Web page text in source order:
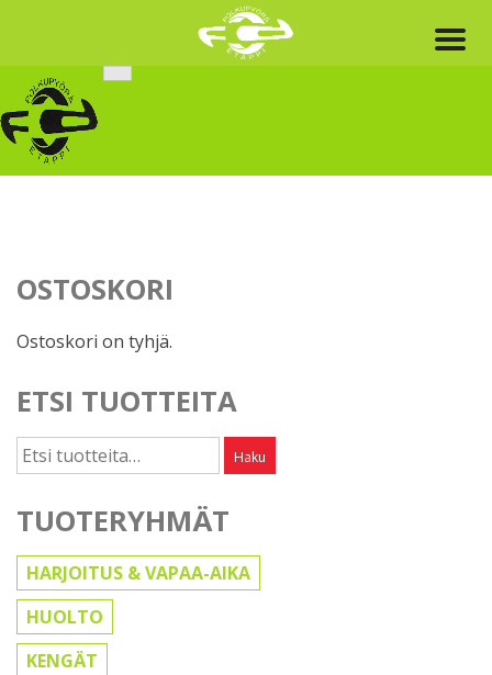
content
OSTOSKORI
Ostoskori on tyhjä.
ETSI TUOTTEITA
Etsi: Haku
TUOTERYHMÄT
HARJOITUS & VAPAA-AIKA
HUOLTO
KENGÄT